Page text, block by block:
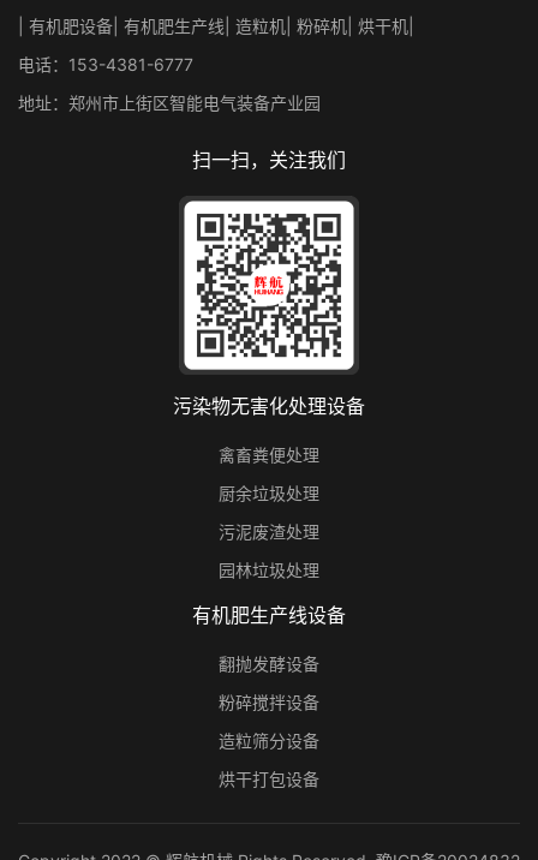
| 有机肥设备| 有机肥生产线| 造粒机| 粉碎机| 烘干机|
电话：153-4381-6777
地址：郑州市上街区智能电气装备产业园
扫一扫，关注我们
污染物无害化处理设备
禽畜粪便处理
厨余垃圾处理
污泥废渣处理
园林垃圾处理
有机肥生产线设备
翻抛发酵设备
粉碎搅拌设备
造粒筛分设备
烘干打包设备